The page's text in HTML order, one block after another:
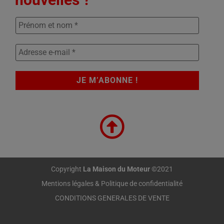
Copyright La Maison du Moteur©2021
Mentions légales & Politique de confidentialité
CONDITIONS GENERALES DE VENTE